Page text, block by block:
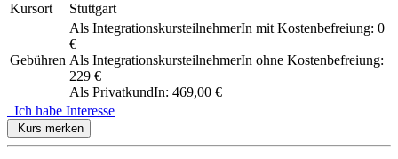
Kursort
Stuttgart
Gebühren
Als IntegrationskursteilnehmerIn mit Kostenbefreiung: 0
€
Als IntegrationskursteilnehmerIn ohne Kostenbefreiung:
229 €
Als PrivatkundIn: 469,00 €
Ich habe Interesse
Kurs merken